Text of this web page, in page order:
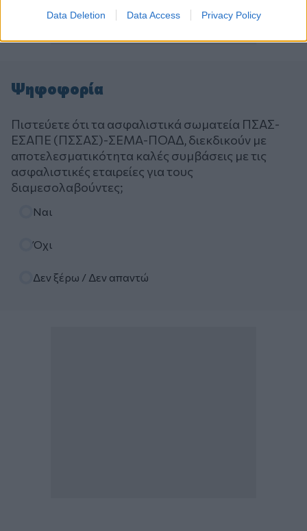
Data Deletion Data Access Privacy Policy
Ψηφοφορία
Πιστεύετε ότι τα ασφαλιστικά σωματεία ΠΣΑΣ-
ΕΣΑΠΕ (ΠΣΣΑΣ)-ΣΕΜΑ-ΠΟΑΔ, διεκδικούν με
αποτελεσματικότητα καλές συμβάσεις με τις
ασφαλιστικές εταιρείες για τους
διαμεσολαβούντες;
Ναι
Όχι
Δεν ξέρω / Δεν απαντώ